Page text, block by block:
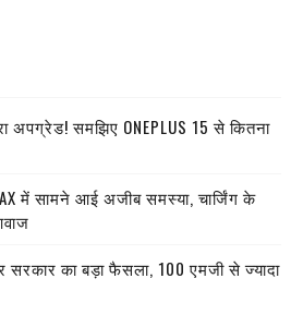
अपग्रेड! समझिए ONEPLUS 15 से कितना
में सामने आई अजीब समस्या, चार्जिंग के
का बड़ा फैसला, 100 एमजी से ज्यादा